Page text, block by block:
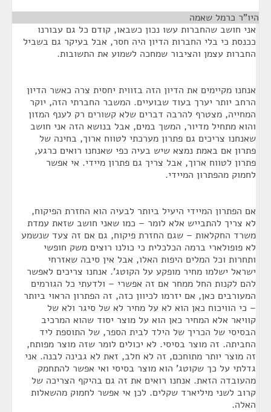
היו"ר כרמל שאמה
אני חושב שהחברות עשו נכון כשבאו, קודם כל גם עבורנו
ככנסת כי בלי החברות הדיון היה חסר, אבל בעיקר גם בשביל
החברות עצמן והציבור שמחכה לשמוע את התשובות.
אנחנו מקיימים את הדיון הזה בזווית יחסית צרה כאשר הדיון
הרחב יותר יערך בעוד שבועיים. המשבר החברתי הזה, יוקר
המחייה, מצטרף להרבה דברים שלא קשורים רק לענף המזון
והוא מתחיל מדיור, המשך במים, אבל בנושא הזה אני חושב
שאנחנו צריכים גם פתרון מערכתי לטווח ארוך, בחינה של
פתרון אם באמת נמצא שיש בעיה כפי שאנחנו רואים כרגע,
פתרון לטווח ארוך, אבל צריך גם פתרון מיידי. אי אפשר
לחמוק מהפתרון המיידי.
אם הפתרון המיידי היעיל ביותר לבעיה הוא החזרת הפיקוח,
לא צריך להתבייש אלא לומר – כמו שאני חושב שזאת עמדת
משרד החקלאות – שגם החזרת פיקוח, גם אם זה צעד שנשמע
לא פופולארי ברמה הכלכלית כי כולנו רוצים משק חופשי
ותחרות וכל המלים היפות האלו, אבל אין סיבה שאזרחי
ישראל ישלמו מחיר מופקע על הקוטג'. אנחנו צריכים לאפשר
להם לקנות החל ממחר אם זה אפשרי – ולדעתי כל הגורמים
המעורבים כאן, אם יזרמו לכיוון כזה, זה הפתרון הראוי ביותר
– כי הוויכוח כאן הוא לא על מחיר לא של סיגר ולא של
קוויאר אלא המחיר כאן הוא על מוצר יסוד שהוא המרכיב
הבסיסי של הכריך של הילד לבית הספר, של התוספת ליד
החביתה. זה מוצר בסיסי. לא יכולים לומר שזה מוצר מפותח,
זה מוצר יותר מתוחכם, זה לא חלב, זאת לא גבינה לבנה. אני
גדלתי על כך שקוטג' הוא מוצר בסיסי ואי אפשר להתחמק
מהעובדה הזאת. אנחנו רואים את זה גם בהיקף הצריכה של
קרוב לשני מיליארד שקלים. לכן אי אפשר לחמוק מהשאלות
האלה.